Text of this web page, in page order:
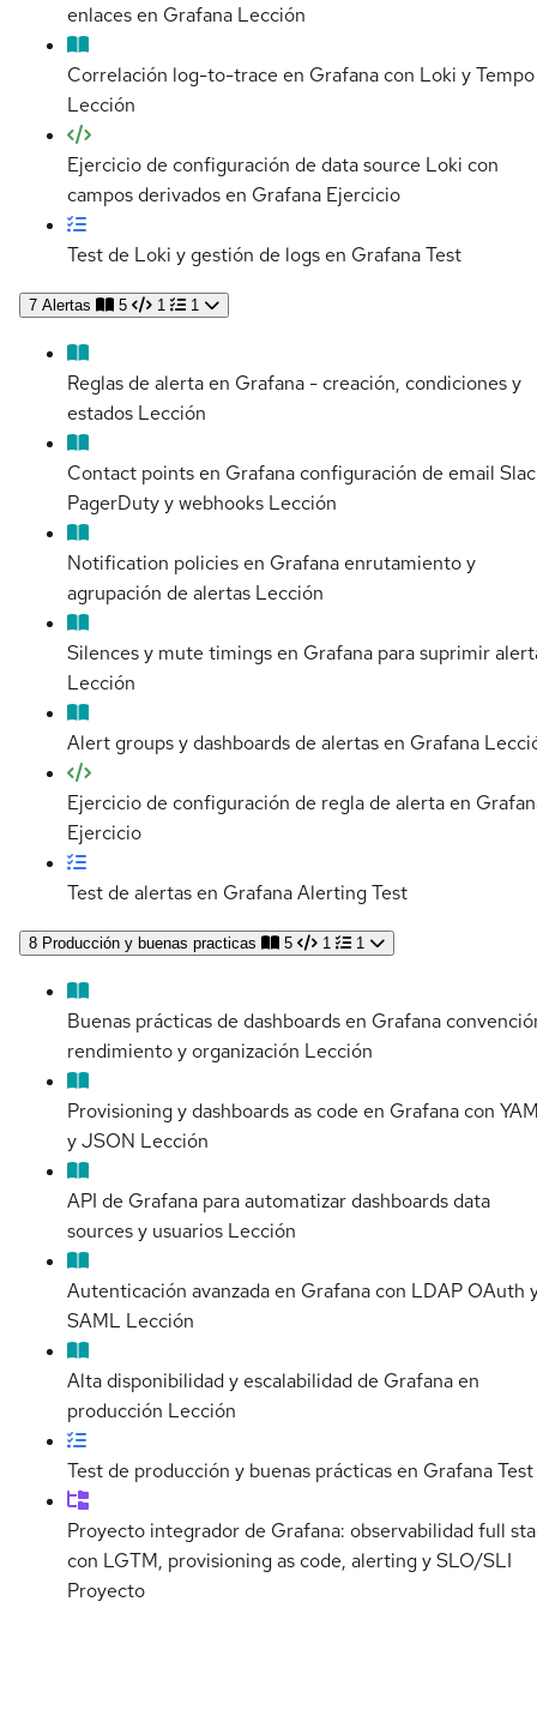
enlaces en Grafana Lección
Correlación log-to-trace en Grafana con Loki y Tempo
Lección
Ejercicio de configuración de data source Loki con
campos derivados en Grafana Ejercicio
Test de Loki y gestión de logs en GrafanaTest
7 Alertas 5 1 1
Reglas de alerta en Grafana - creación, condiciones y
estados Lección
Contact points en Grafana configuración de email
PagerDuty y webhooks Lección
Notification policies en Grafana enrutamiento y
agrupación de alertas Lección
Silences y mute timings en Grafana para suprimir
Lección
Alert groups y dashboards de alertas en Grafana
Ejercicio de configuración de regla de alerta en
Ejercicio
Test de alertas en Grafana AlertingTest
8 Producción y buenas practicas 5 1 1
Buenas prácticas de dashboards en Grafana
rendimiento y organización Lección
Provisioning y dashboards as code en Grafana con
y JSON Lección
API de Grafana para automatizar dashboards data
sources y usuarios Lección
Autenticación avanzada en Grafana con LDAP OAuth
SAML Lección
Alta disponibilidad y escalabilidad de Grafana en
producción Lección
Test de producción y buenas prácticas en GrafanaTest
Proyecto integrador de Grafana: observabilidad full
con LGTM, provisioning as code, alerting y SLO/SLI
Proyecto